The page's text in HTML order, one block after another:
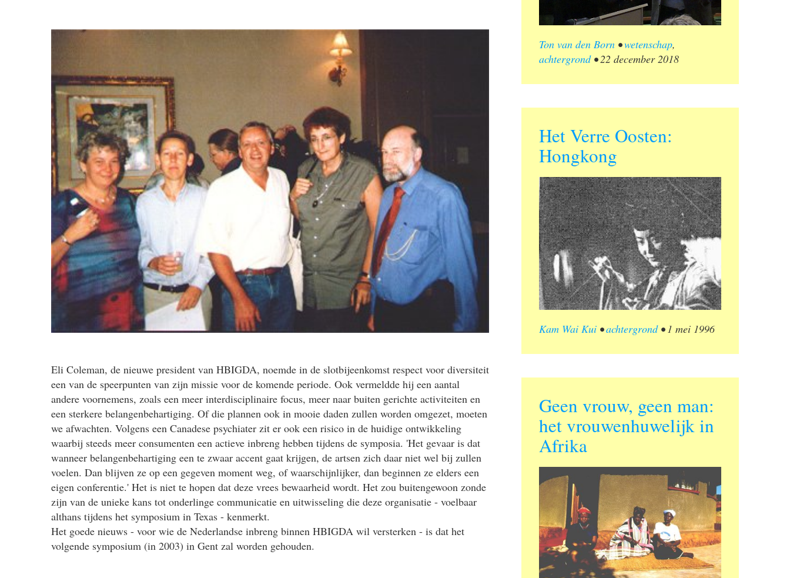
Eli Coleman, de nieuwe president van HBIGDA, noemde in de slotbijeenkomst respect voor diversiteit
een van de speerpunten van zijn missie voor de komende periode. Ook vermeldde hij een aantal
andere voornemens, zoals een meer interdisciplinaire focus, meer naar buiten gerichte activiteiten en
een sterkere belangenbehartiging. Of die plannen ook in mooie daden zullen worden omgezet, moeten
we afwachten. Volgens een Canadese psychiater zit er ook een risico in de huidige ontwikkeling
waarbij steeds meer consumenten een actieve inbreng hebben tijdens de symposia. 'Het gevaar is dat
wanneer belangenbehartiging een te zwaar accent gaat krijgen, de artsen zich daar niet wel bij zullen
voelen. Dan blijven ze op een gegeven moment weg, of waarschijnlijker, dan beginnen ze elders een
eigen conferentie.' Het is niet te hopen dat deze vrees bewaarheid wordt. Het zou buitengewoon zonde
zijn van de unieke kans tot onderlinge communicatie en uitwisseling die deze organisatie - voelbaar
althans tijdens het symposium in Texas - kenmerkt.
Het goede nieuws - voor wie de Nederlandse inbreng binnen HBIGDA wil versterken - is dat het
volgende symposium (in 2003) in Gent zal worden gehouden.
Ton van den Born •wetenschap,
achtergrond•22 december 2018
Het Verre Oosten:
Hongkong
Kam Wai Kui •achtergrond• 1 mei 1996
Geen vrouw, geen man:
het vrouwenhuwelijk in
Afrika